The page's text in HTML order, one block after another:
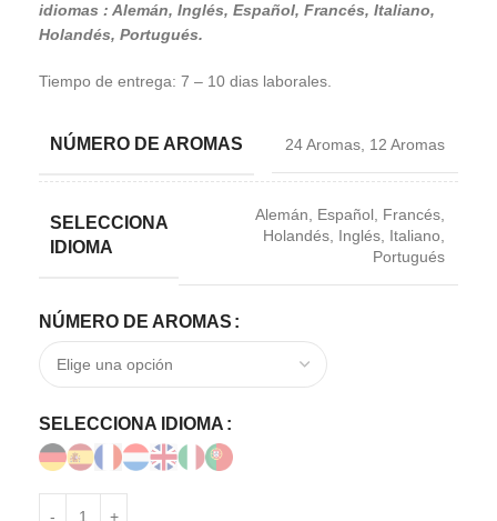
idiomas : Alemán, Inglés, Español, Francés, Italiano,
Holandés, Portugués.
Tiempo de entrega: 7 – 10 dias laborales.
NÚMERO DE AROMAS 24 Aromas 12 Aromas
SELECCIONA
IDIOMA
Alemán Español Francés
Holandés Inglés Italiano
Portugués
NÚMERO DE AROMAS
SELECCIONA IDIOMA